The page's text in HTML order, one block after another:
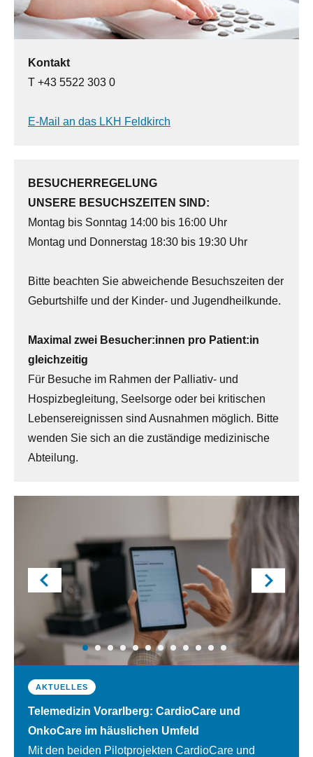
Kontakt
T +43 5522 303 0
E-Mail an das LKH Feldkirch
BESUCHERREGELUNG
UNSERE BESUCHSZEITEN SIND:
Montag bis Sonntag 14:00 bis 16:00 Uhr
Montag und Donnerstag 18:30 bis 19:30 Uhr
Bitte beachten Sie abweichende Besuchszeiten der
Geburtshilfe und der Kinder- und Jugendheilkunde.
Maximal zwei Besucher:innen pro Patient:in
gleichzeitig
Für Besuche im Rahmen der Palliativ- und
Hospizbegleitung, Seelsorge oder bei kritischen
Lebensereignissen sind Ausnahmen möglich. Bitte
wenden Sie sich an die zuständige medizinische
Abteilung.
AKTUELLES
Telemedizin Vorarlberg: CardioCare und
OnkoCare im häuslichen Umfeld
Mit den beiden Pilotprojekten CardioCare und